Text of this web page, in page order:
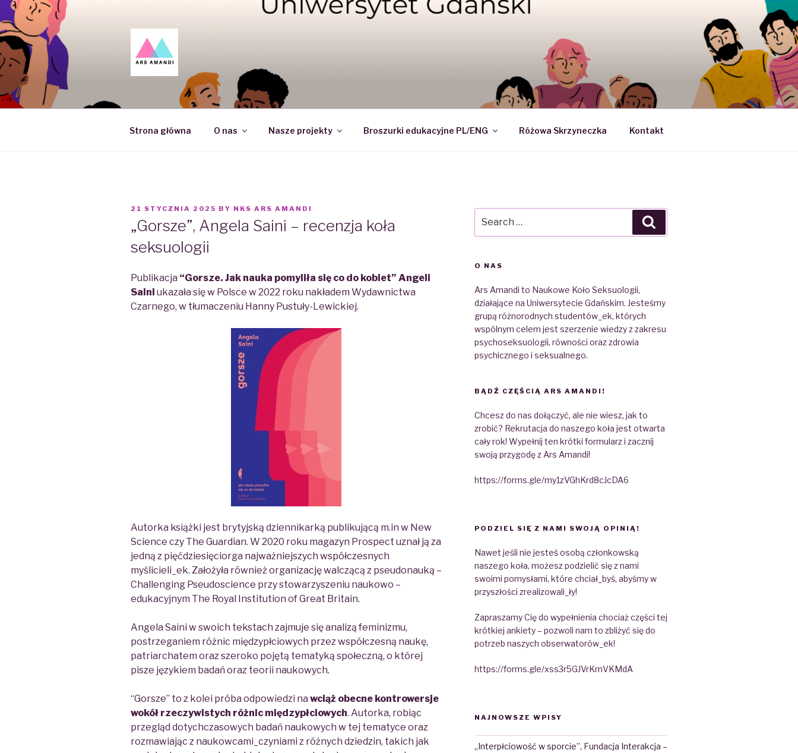
Skip
to
content
ARS AMANDI – NAUKOWE KOŁO SEKSUOLOGII
UG
Strona główna O nas Nasze projekty Broszurki edukacyjne PL/ENG Różowa Skrzyneczka Kontakt
POSTED
ON
21 STYCZNIA 2025 BY NKS ARS AMANDI
„Gorsze”, Angela Saini – recenzja koła
seksuologii
Publikacja “Gorsze. Jak nauka pomyliła się co do kobiet” Angeli
Saini ukazała się w Polsce w 2022 roku nakładem Wydawnictwa
Czarnego, w tłumaczeniu Hanny Pustuły-Lewickiej.
Autorka książki jest brytyjską dziennikarką publikującą m.in w New
Science czy The Guardian. W 2020 roku magazyn Prospect uznał ją za
jedną z pięćdziesięciorga najważniejszych współczesnych
myślicieli_ek. Założyła również organizację walczącą z pseudonauką –
Challenging Pseudoscience przy stowarzyszeniu naukowo –
edukacyjnym The Royal Institution of Great Britain.
Angela Saini w swoich tekstach zajmuje się analizą feminizmu,
postrzeganiem różnic międzypłciowych przez współczesną naukę,
patriarchatem oraz szeroko pojętą tematyką społeczną, o której
pisze językiem badań oraz teorii naukowych.
“Gorsze” to z kolei próba odpowiedzi na wciąż obecne kontrowersje
wokół rzeczywistych różnic międzypłciowych. Autorka, robiąc
przegląd dotychczasowych badań naukowych w tej tematyce oraz
rozmawiając z naukowcami_czyniami z różnych dziedzin, takich jak
for:
O NAS
Ars Amandi to Naukowe Koło Seksuologii,
działające na Uniwersytecie Gdańskim. Jesteśmy
grupą różnorodnych studentów_ek, których
wspólnym celem jest szerzenie wiedzy z zakresu
psychoseksuologii, równości oraz zdrowia
psychicznego i seksualnego.
BĄDŹ CZĘŚCIĄ ARS AMANDI!
Chcesz do nas dołączyć, ale nie wiesz, jak to
zrobić? Rekrutacja do naszego koła jest otwarta
cały rok! Wypełnij ten krótki formularz i zacznij
swoją przygodę z Ars Amandi!
https://forms.gle/my1zVGhKrd8cJcDA6
PODZIEL SIĘ Z NAMI SWOJĄ OPINIĄ!
Nawet jeśli nie jesteś osobą członkowską
naszego koła, możesz podzielić się z nami
swoimi pomysłami, które chciał_byś, abyśmy w
przyszłości zrealizowali_ły!
Zapraszamy Cię do wypełnienia chociaż części tej
krótkiej ankiety – pozwoli nam to zbliżyć się do
potrzeb naszych obserwatorów_ek!
https://forms.gle/xss3r5GJVrKmVKMdA
NAJNOWSZE WPISY
„Interpłciowość w sporcie”, Fundacja Interakcja –